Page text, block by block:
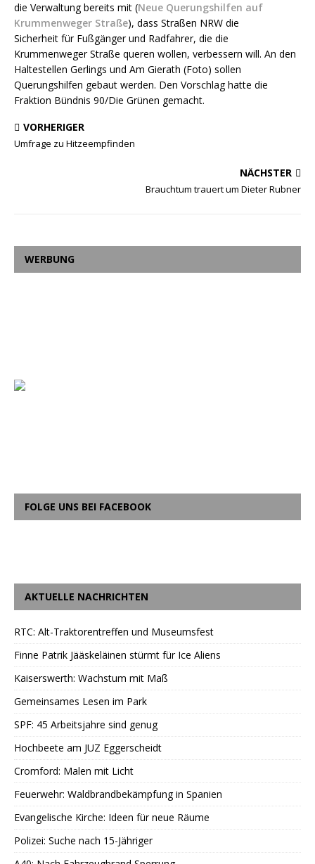
die Verwaltung bereits mit (Neue Querungshilfen auf
Krummenweger Straße), dass Straßen NRW die
Sicherheit für Fußgänger und Radfahrer, die die
Krummenweger Straße queren wollen, verbessern will. An den
Haltestellen Gerlings und Am Gierath (Foto) sollen
Querungshilfen gebaut werden. Den Vorschlag hatte die
Fraktion Bündnis 90/Die Grünen gemacht.
VORHERIGER
Umfrage zu Hitzeempfinden
NÄCHSTER
Brauchtum trauert um Dieter Rubner
WERBUNG
FOLGE UNS BEI FACEBOOK
AKTUELLE NACHRICHTEN
RTC: Alt-Traktorentreffen und Museumsfest
Finne Patrik Jääskeläinen stürmt für Ice Aliens
Kaiserswerth: Wachstum mit Maß
Gemeinsames Lesen im Park
SPF: 45 Arbeitsjahre sind genug
Hochbeete am JUZ Eggerscheidt
Cromford: Malen mit Licht
Feuerwehr: Waldbrandbekämpfung in Spanien
Evangelische Kirche: Ideen für neue Räume
Polizei: Suche nach 15-Jähriger